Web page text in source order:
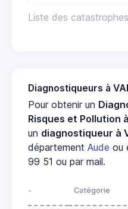
Liste des
Diagnostiqueurs à
Pour obtenir un
Risques et Pollution
un diagnostiqueur à
département Aude ou
99 51 ou par mail.
- Catégorie